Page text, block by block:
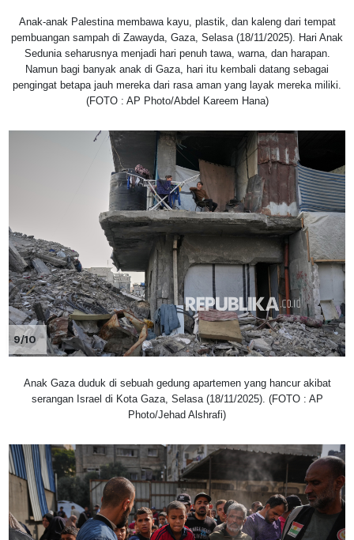
Anak-anak Palestina membawa kayu, plastik, dan kaleng dari tempat
pembuangan sampah di Zawayda, Gaza, Selasa (18/11/2025). Hari Anak
Sedunia seharusnya menjadi hari penuh tawa, warna, dan harapan.
Namun bagi banyak anak di Gaza, hari itu kembali datang sebagai
pengingat betapa jauh mereka dari rasa aman yang layak mereka miliki.
(FOTO : AP Photo/Abdel Kareem Hana)
9/10
Anak Gaza duduk di sebuah gedung apartemen yang hancur akibat
serangan Israel di Kota Gaza, Selasa (18/11/2025). (FOTO : AP
Photo/Jehad Alshrafi)